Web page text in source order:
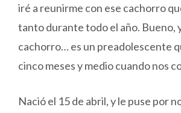
iré a reunirme con ese cachorro
tanto durante todo el año. Bueno,
cachorro… es un preadolescente
cinco meses y medio cuando nos
Nació el 15 de abril, y le puse por